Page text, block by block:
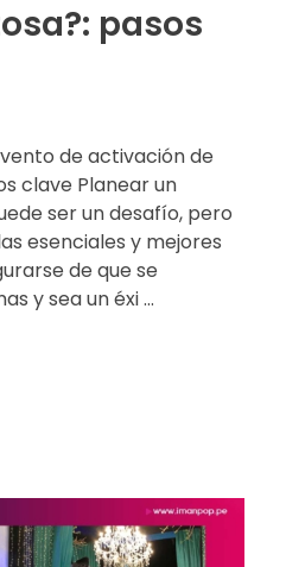
pasos
de activación de
clave Planear un
ser un desafío, pero
esenciales y mejores
de que se
y sea un éxi ...